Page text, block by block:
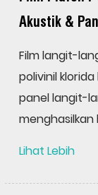
Akustik &
Film langit-
polivinil
panel langit-
menghasilkan
Lihat Lebih